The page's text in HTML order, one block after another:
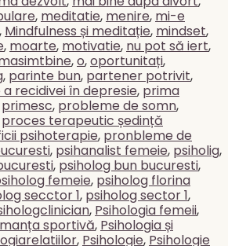
, meditatie, menire, mi-e
, Mindfulness și meditație, mindset,
, moarte, motivatie, nu pot să iert,
,o,oportunitați,
, parinte bun, partener potrivit,
a recidivei în depresie, prima
primesc, probleme de somn,
proces terapeutic ședință
psihoterapie, pronbleme de
, psihanalist femeie, psiholig,
, psiholog bun bucuresti,
femeie, psiholog florina
secctor 1, psiholog sector 1,
, Psihologia femeii,
sportivă, Psihologia și
, Psihologie, Psihologie